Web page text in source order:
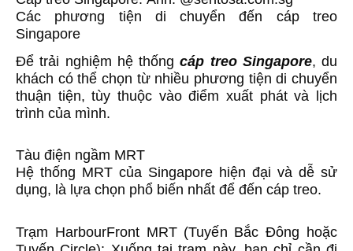
Các phương tiện di chuyển đến cáp treo
Singapore
Để trải nghiệm hệ thốngcáp treo Singapore, du
khách có thể chọn từ nhiều phương tiện di chuyển
thuận tiện, tùy thuộc vào điểm xuất phát và lịch
trình của mình.
Tàu điện ngầm MRT
Hệ thống MRT của Singapore hiện đại và dễ sử
dụng, là lựa chọn phổ biến nhất để đến cáp treo.
Trạm HarbourFront MRT (Tuyến Bắc Đông hoặc